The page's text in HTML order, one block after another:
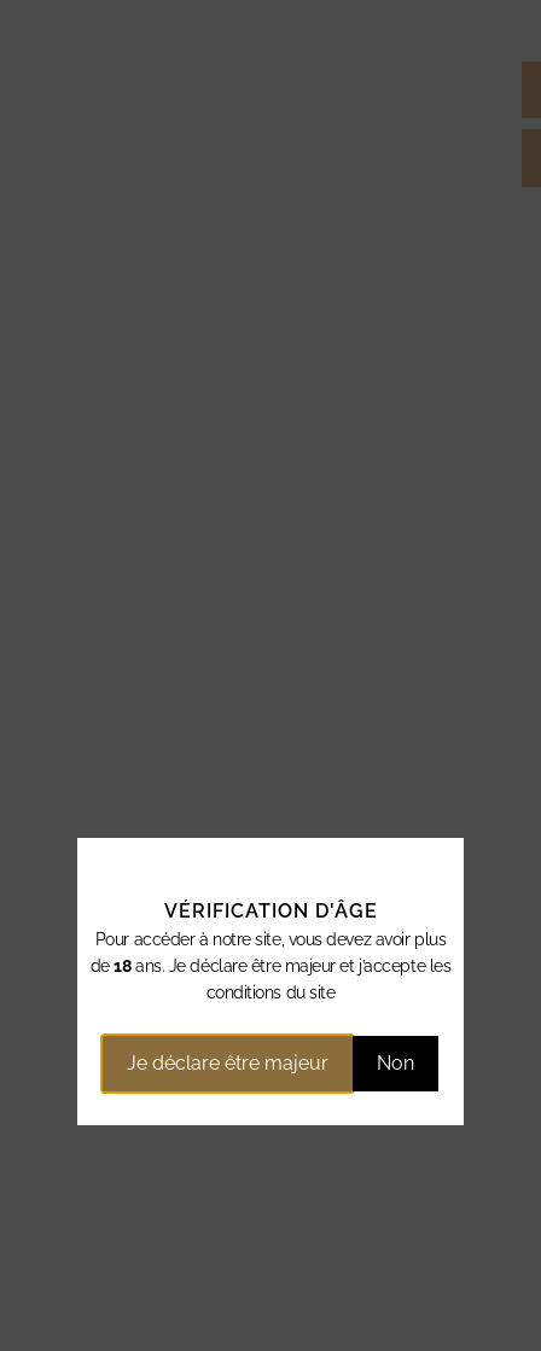
VÉRIFICATION D'ÂGE
Pour accéder à notre site, vous devez avoir plus
de18ans. Je déclare être majeur et j’accepte les
conditions du site
Je déclare être majeur Non